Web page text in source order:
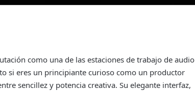
como una de las estaciones de trabajo de audio
si eres un principiante curioso como un productor
sencillez y potencia creativa. Su elegante interfaz,